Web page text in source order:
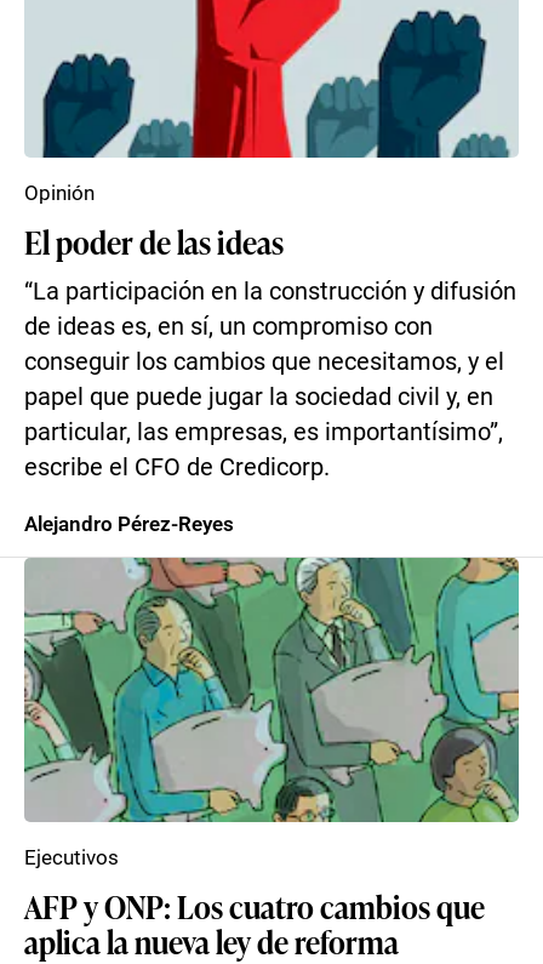
El poder de las ideas
“La participación en la construcción y difusión
de ideas es, en sí, un compromiso con
conseguir los cambios que necesitamos, y el
papel que puede jugar la sociedad civil y, en
particular, las empresas, es importantísimo”,
escribe el CFO de Credicorp.
Opinión
Alejandro Pérez-Reyes
AFP y ONP: Los cuatro cambios que
aplica la nueva ley de reforma
Ejecutivos